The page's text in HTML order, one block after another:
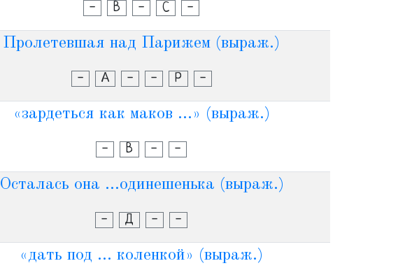
- В - С -
Пролетевшая над Парижем (выраж.)
- А - - Р -
«зардеться как маков ...» (выраж.)
- В - -
Осталась она ...одинешенька (выраж.)
- Д - -
«дать под ... коленкой» (выраж.)